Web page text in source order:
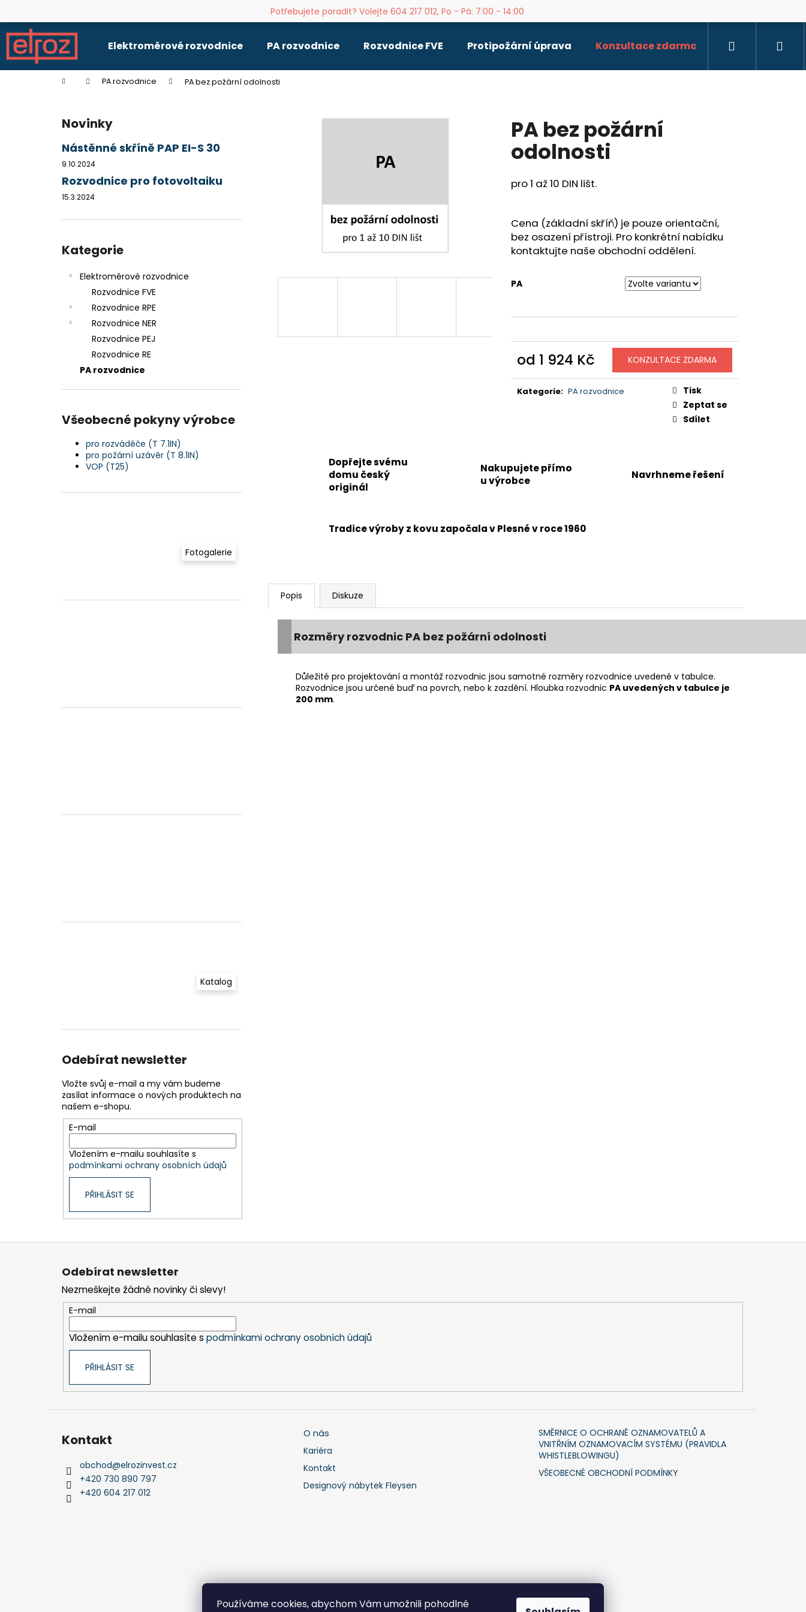
Používáme cookies, abychom Vám umožnili pohodlné
Potřebujete poradit? Volejte 604 217 012, Po - Pá: 7:00 - 14:00
Elektroměrové rozvodnice PA rozvodnice Rozvodnice FVE Protipožární úprava Konzultace zdarma
Domů PA rozvodnice PA bez požární odolnosti
Novinky
Nástěnné skříně PAP EI-S 30
9.10.2024
Rozvodnice pro fotovoltaiku
15.3.2024
kategorie
Kategorie
Elektroměrové rozvodnice
Rozvodnice FVE
Rozvodnice RPE
Rozvodnice NER
Rozvodnice PEJ
Rozvodnice RE
PA rozvodnice
Všeobecné pokyny výrobce
pro rozváděče (T 7.1IN)
pro požární uzávěr (T 8.1IN)
VOP (T25)
Fotogalerie
Katalog
Odebírat newsletter
Vložte svůj e-mail a my vám budeme
zasílat informace o nových produktech na
našem e-shopu.
E-mail
Vložením e-mailu souhlasíte s
podmínkami ochrany osobních údajů
PŘIHLÁSIT SE
PA bez požární
odolnosti
pro 1 až 10 DIN lišt.
Cena (základní skříň) je pouze orientační,
bez osazení přístroji. Pro konkrétní nabídku
kontaktujte naše obchodní oddělení.
PA
od 1 924 Kč
cena:
KONZULTACE ZDARMA
Kategorie: PA rozvodnice
Tisk
Zeptat se
Sdílet
Dopřejte svému
domu český
originál
Nakupujete přímo
u výrobce
Navrhneme řešení
Tradice výroby z kovu započala v Plesné v roce 1960
Popis Diskuze
Rozměry rozvodnic PA bez požární odolnosti
Důležité pro projektování a montáž rozvodnic jsou samotné rozměry rozvodnice uvedené v tabulce.
Rozvodnice jsou určené buď na povrch, nebo k zazdění. Hloubka rozvodnic PA uvedených v tabulce je
200 mm.
o
š
k
Zpět
do
obchodu
Zpět
do
obchodu
Co potřebujete najít?
Doporučujeme
Z
Odebírat newsletter
Nezmeškejte žádné novinky či slevy!
E-mail
Vložením e-mailu souhlasíte s podmínkami ochrany osobních údajů
PŘIHLÁSIT SE
Kontakt
obchod@elrozinvest.cz
+420 730 890 797
+420 604 217 012
O nás
Kariéra
Kontakt
Designový nábytek Fleysen
SMĚRNICE O OCHRANĚ OZNAMOVATELŮ A
VNITŘNÍM OZNAMOVACÍM SYSTÉMU (PRAVIDLA
WHISTLEBLOWINGU)
VŠEOBECNÉ OBCHODNÍ PODMÍNKY